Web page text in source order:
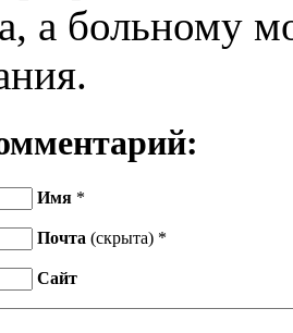
а больному
Имя *
Почта (скрыта) *
Сайт